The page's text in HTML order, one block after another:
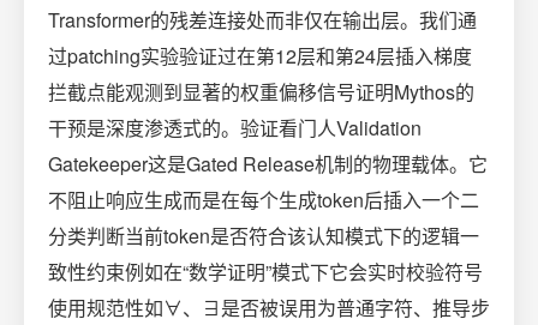
Transformer的残差连接处而非仅在输出层。我们通
过patching实验验证过在第12层和第24层插入梯度
拦截点能观测到显著的权重偏移信号证明Mythos的
干预是深度渗透式的。验证看门人Validation
Gatekeeper这是Gated Release机制的物理载体。它
不阻止响应生成而是在每个生成token后插入一个二
分类判断当前token是否符合该认知模式下的逻辑一
致性约束例如在“数学证明”模式下它会实时校验符号
使用规范性如∀、∃是否被误用为普通字符、推导步